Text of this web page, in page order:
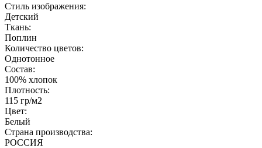
Стиль изображения:
Детский
Ткань:
Поплин
Количество цветов:
Однотонное
Состав:
100% хлопок
Плотность:
115 гр/м2
Цвет:
Белый
Страна производства:
РОССИЯ